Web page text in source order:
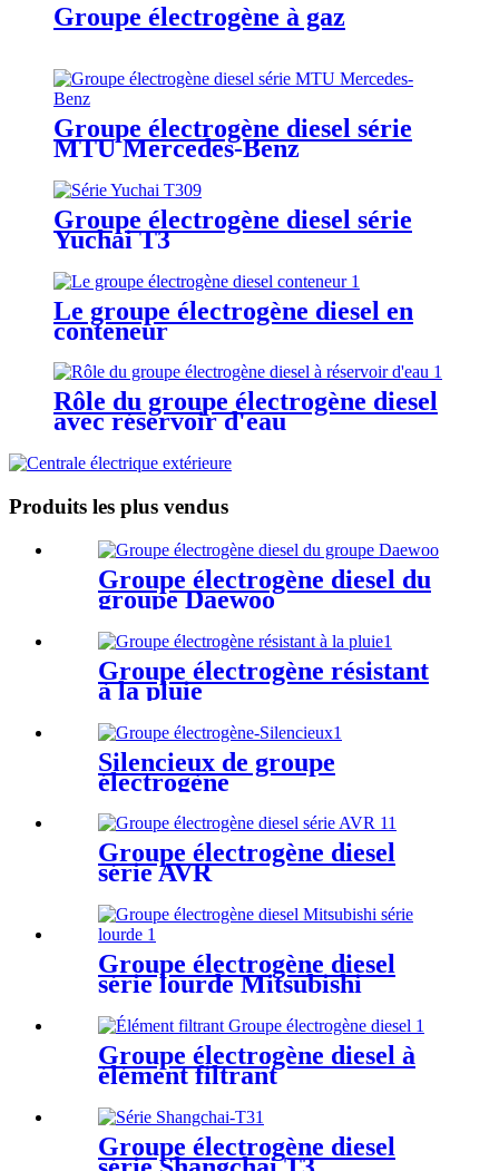
Groupe électrogène à gaz
Groupe électrogène diesel série
MTU Mercedes-Benz
Groupe électrogène diesel série
Yuchai T3
Le groupe électrogène diesel en
conteneur
Rôle du groupe électrogène diesel
avec réservoir d'eau
Produits les plus vendus
Groupe électrogène diesel du
groupe Daewoo
Groupe électrogène résistant
à la pluie
Silencieux de groupe
électrogène
Groupe électrogène diesel
série AVR
Groupe électrogène diesel
série lourde Mitsubishi
Groupe électrogène diesel à
élément filtrant
Groupe électrogène diesel